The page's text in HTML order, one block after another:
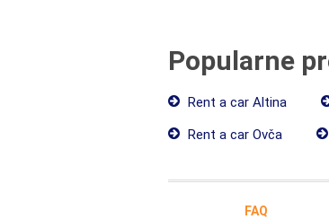
Popularne
Rent a car Altina
Rent a car Ovča
FAQ